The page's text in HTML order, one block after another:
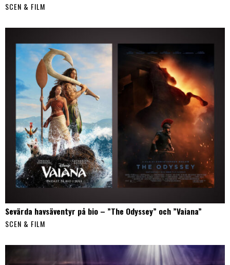
SCEN & FILM
Sevärda havsäventyr på bio – ”The Odyssey” och ”Vaiana”
SCEN & FILM